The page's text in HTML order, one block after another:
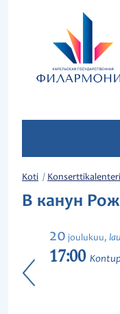
Koti Konserttikalenteri
В канун
20 joulukuu,
17:00